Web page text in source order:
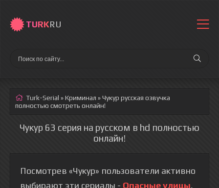
TURKRU
Turk-Serial »Криминал » Чукур русская озвучка
полностью смотреть онлайн!
Чукур 63 серия на русском в hd полностью
онлайн!
Посмотрев «Чукур» пользователи активно
выбирают эти сериалы - Опасные улицы,